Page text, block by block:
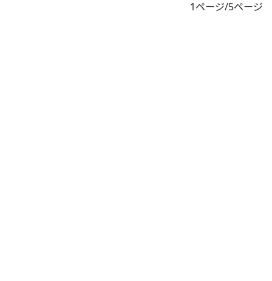
1ページ/5ページ